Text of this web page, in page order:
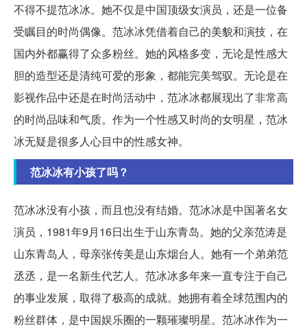
不得不提范冰冰。她不仅是中国顶级女演员，还是一位备
受瞩目的时尚偶像。范冰冰凭借着自己的美貌和演技，在
国内外都赢得了众多粉丝。她的风格多变，无论是性感大
胆的造型还是清纯可爱的形象，都能完美驾驭。无论是在
影视作品中还是在时尚活动中，范冰冰都展现出了非常高
的时尚品味和气质。作为一个性感又时尚的女明星，范冰
冰无疑是很多人心目中的性感女神。
范冰冰有小孩了吗？
范冰冰没有小孩，而且也没有结婚。范冰冰是中国著名女
演员，1981年9月16日出生于山东青岛。她的父亲范涛是
山东青岛人，母亲张传美是山东烟台人。她有一个弟弟范
丞丞，是一名新生代艺人。范冰冰多年来一直专注于自己
的事业发展，取得了极高的成就。她拥有着全球范围内的
粉丝群体，是中国娱乐圈的一颗璀璨明星。范冰冰作为一